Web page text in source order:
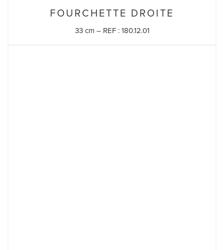
FOURCHETTE DROITE
33 cm – REF : 180.12.01